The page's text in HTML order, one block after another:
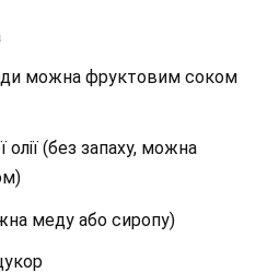
можна фруктовим соком
олії (без запаху, можна
меду або сиропу)